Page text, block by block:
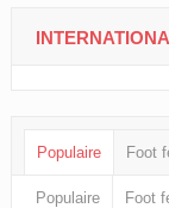
Populaire Foot
Populaire Foot